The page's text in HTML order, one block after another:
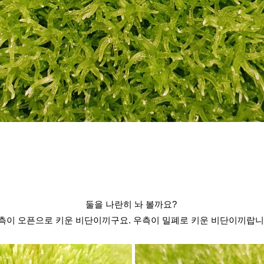
둘을 나란히 놔 볼까요?
이 오픈으로 키운 비단이끼구요. 우측이 밀폐로 키운 비단이끼랍